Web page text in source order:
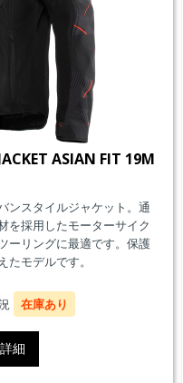
ASIAN FIT 19M
ンスタイルジャケット。通
を採用したモーターサイク
ーリングに最適です。保護
モデルです。
在庫あり
細